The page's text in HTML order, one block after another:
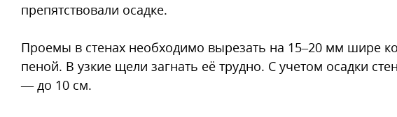
препятствовали осадке.
Проемы в стенах необходимо вырезать на 15–20 мм шире
пеной. В узкие щели загнать её трудно. С учетом осадки
— до 10 см.